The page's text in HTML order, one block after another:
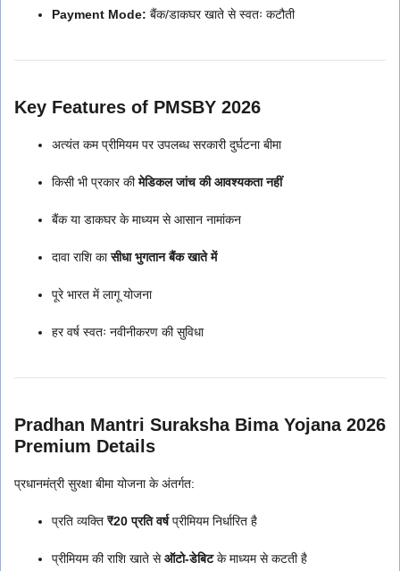
Payment Mode: बैंक/डाकघर खाते से स्वतः कटौती
Key Features of PMSBY 2026
अत्यंत कम प्रीमियम पर उपलब्ध सरकारी दुर्घटना बीमा
किसी भी प्रकार कीमेडिकल जांच की आवश्यकता नहीं
बैंक या डाकघर के माध्यम से आसान नामांकन
दावा राशि कासीधा भुगतान बैंक खाते में
पूरे भारत में लागू योजना
हर वर्ष स्वतः नवीनीकरण की सुविधा
Pradhan Mantri Suraksha Bima Yojana 2026
Premium Details
प्रधानमंत्री सुरक्षा बीमा योजना के अंतर्गत:
प्रति व्यक्ति ₹20 प्रति वर्षप्रीमियम निर्धारित है
प्रीमियम की राशि खाते सेऑटो-डेबिटके माध्यम से कटती है